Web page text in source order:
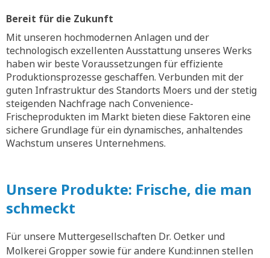
Bereit für die Zukunft
Mit unseren hochmodernen Anlagen und der
technologisch exzellenten Ausstattung unseres Werks
haben wir beste Voraussetzungen für effiziente
Produktionsprozesse geschaffen. Verbunden mit der
guten Infrastruktur des Standorts Moers und der stetig
steigenden Nachfrage nach Convenience-
Frischeprodukten im Markt bieten diese Faktoren eine
sichere Grundlage für ein dynamisches, anhaltendes
Wachstum unseres Unternehmens.
Unsere Produkte: Frische, die man
schmeckt
Für unsere Muttergesellschaften Dr. Oetker und
Molkerei Gropper sowie für andere Kund:innen stellen